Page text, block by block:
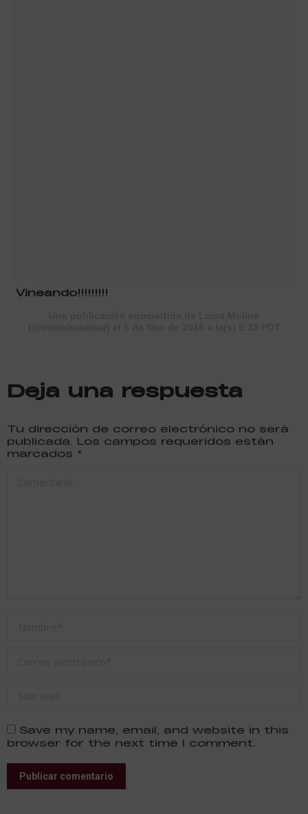
Vineando!!!!!!!!!
Deja una respuesta
Tu dirección de correo electrónico no será
publicada. Los campos requeridos están
marcados *
Save my name, email, and website in this
browser for the next time I comment.
Publicar comentario